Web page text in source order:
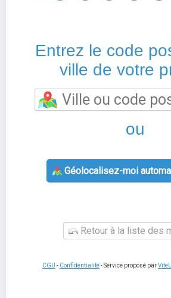
Entrez le code
ville de votre
ou
Géolocalisez-moi
Retour à la liste des
CGU - Confidentialité- Service proposé par